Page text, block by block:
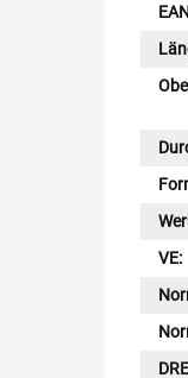
VE: